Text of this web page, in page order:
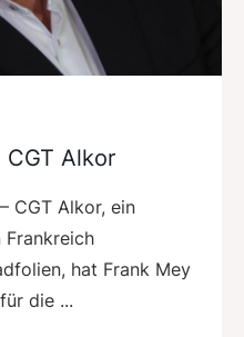
Alkor
CGT Alkor, ein
hat Frank Mey
die ...